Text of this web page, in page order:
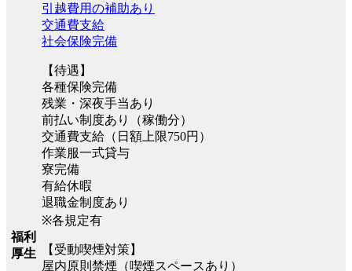
福利
厚生
引越費用の補助あり
交通費支給
社会保険完備
【待遇】
各種保険完備
残業・深夜手当あり
前払い制度あり（稼働分）
交通費支給（日額上限750円）
作業服一式貸与
寮完備
有給休暇
退職金制度あり
※各規定有
【受動喫煙対策】
屋内原則禁煙（喫煙スペースあり）